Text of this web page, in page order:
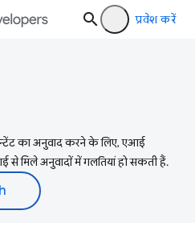
प्रवेश करें
का अनुवाद करने के लिए, एआई
से मिले अनुवादों में गलतियां हो सकती हैं.